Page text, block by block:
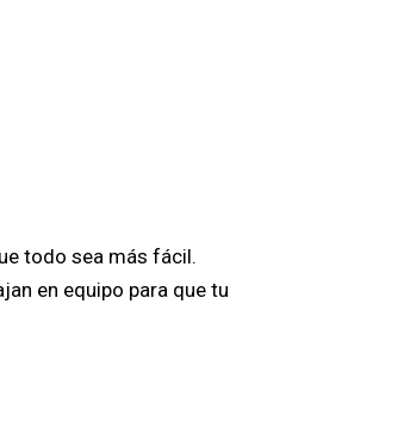
todo sea más fácil.
en equipo para que tu